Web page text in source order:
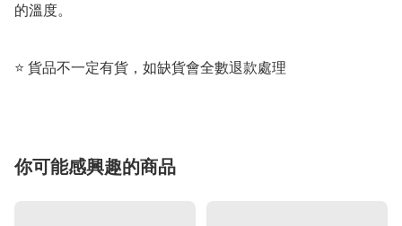
的溫度。
⭐️ 貨品不一定有貨，如缺貨會全數退款處理
你可能感興趣的商品